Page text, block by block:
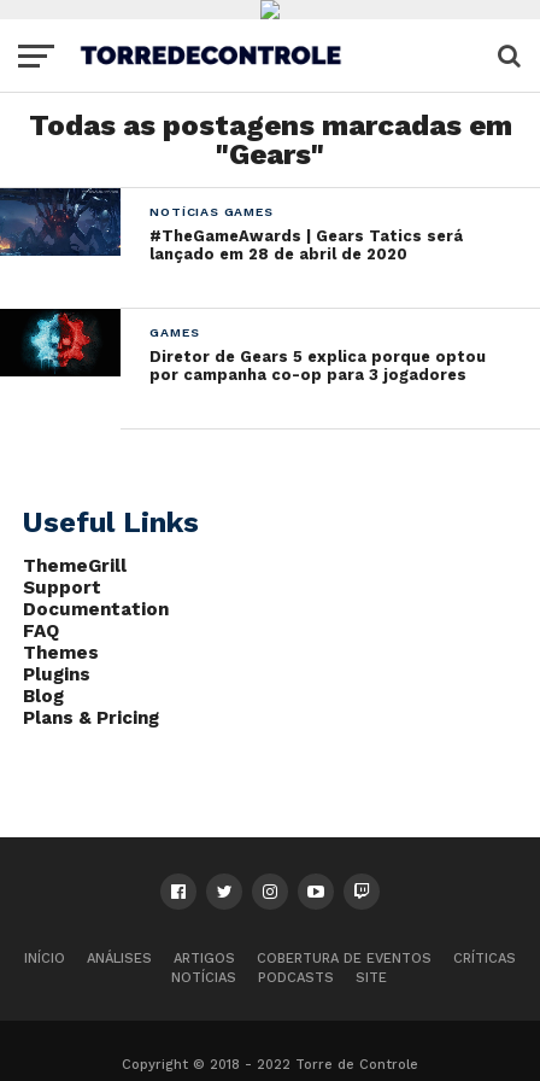
Todas as postagens marcadas em
"Gears"
NOTÍCIAS GAMES
#TheGameAwards | Gears Tatics será
lançado em 28 de abril de 2020
GAMES
Diretor de Gears 5 explica porque optou
por campanha co-op para 3 jogadores
Useful Links
ThemeGrill
Support
Documentation
FAQ
Themes
Plugins
Blog
Plans & Pricing
INÍCIO ANÁLISES ARTIGOS COBERTURA DE EVENTOS
CRÍTICAS
NOTÍCIAS
PODCASTS SITE
Copyright © 2018 - 2022 Torre de Controle